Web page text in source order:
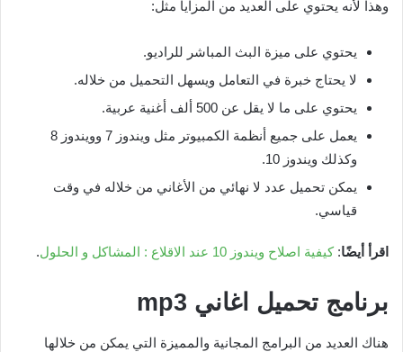
وهذا لأنه يحتوي على العديد من المزايا مثل:
يحتوي على ميزة البث المباشر للراديو.
لا يحتاج خبرة في التعامل ويسهل التحميل من خلاله.
يحتوي على ما لا يقل عن 500 ألف أغنية عربية.
يعمل على جميع أنظمة الكمبيوتر مثل ويندوز 7 وويندوز 8
وكذلك ويندوز 10.
يمكن تحميل عدد لا نهائي من الأغاني من خلاله في وقت
قياسي.
اقرأ أيضًا:كيفية اصلاح ويندوز 10 عند الاقلاع : المشاكل و الحلول .
برنامج تحميل اغاني mp3
هناك العديد من البرامج المجانية والمميزة التي يمكن من خلالها